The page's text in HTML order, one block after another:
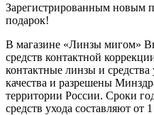
Зарегистрированным новым
подарок!
В магазине «Линзы мигом»
средств контактной
контактные линзы и
качества и разрешены
территории России. Сроки
средств ухода составляют от